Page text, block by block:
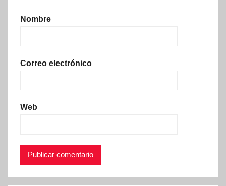
Nombre
Correo electrónico
Web